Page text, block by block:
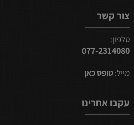
צור קשר
טלפון:
077-2314080
מייל:טופס כאן
עקבו אחרינו